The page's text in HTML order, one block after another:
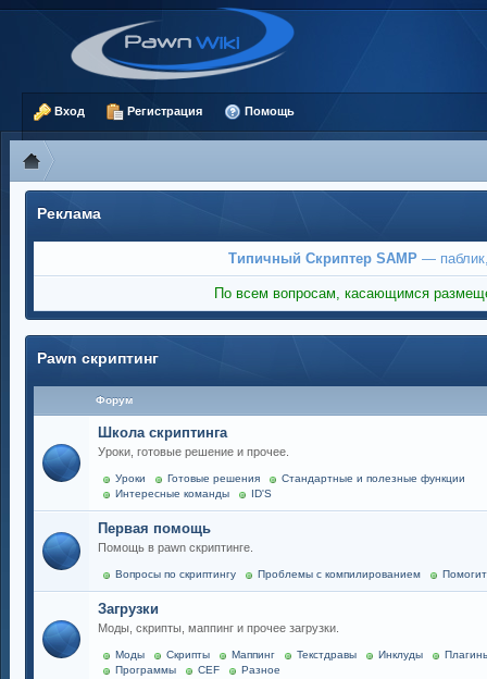
Вход Регистрация Помощь
Реклама
Типичный Скриптер SAMP —
По всем вопросам, касающимся
Pawn скриптинг
Форум
Школа скриптинга
Уроки, готовые решение и прочее.
Уроки Готовые решения
Стандартные и полезные функции
Интересные команды
ID'S
Первая помощь
Помощь в pawn скриптинге.
Вопросы по скриптингу Проблемы с компилированием
Загрузки
Моды, скрипты, маппинг и прочее загрузки.
Моды Скрипты Маппинг Текстдравы Инклуды
Программы
CEF Разное